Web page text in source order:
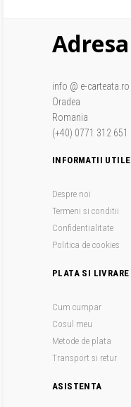
Adresa
info @ e-carteata.ro
Oradea
Romania
(+40) 0771 312 651
INFORMATII UTILE
Despre noi
Termeni si conditii
Confidentialitate
Politica de cookies
PLATA SI LIVRARE
Cum cumpar
Cosul meu
Metode de plata
Transport si retur
ASISTENTA